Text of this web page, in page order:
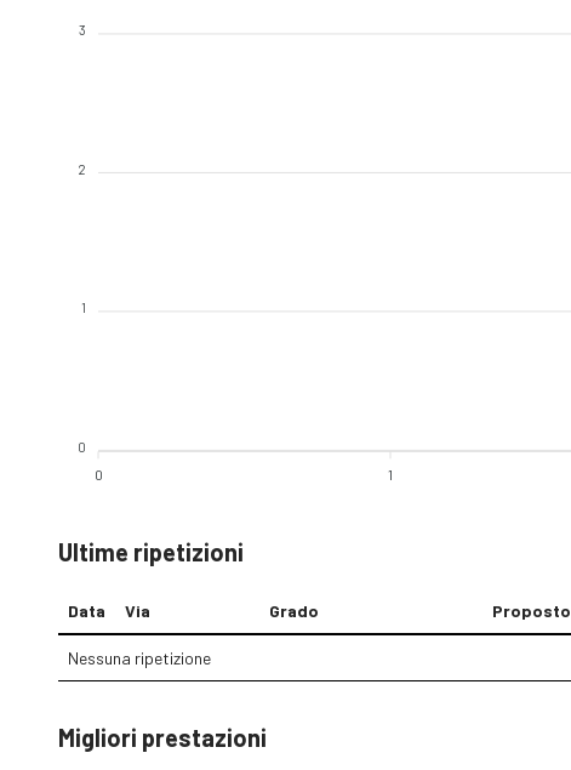
3
2
1
0
0 1
Ultime ripetizioni
Data Via Grado Proposto
Nessuna ripetizione
Migliori prestazioni